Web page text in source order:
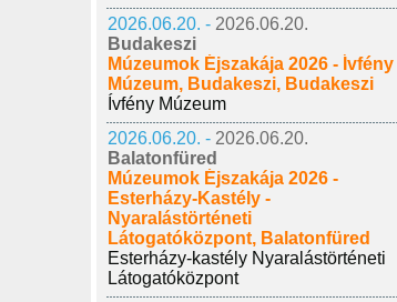
2026.06.20. - 2026.06.20.
Budakeszi
Múzeumok Éjszakája 2026 - Ívfény
Múzeum, Budakeszi, Budakeszi
Ívfény Múzeum
2026.06.20. - 2026.06.20.
Balatonfüred
Múzeumok Éjszakája 2026 -
Esterházy-Kastély -
Nyaralástörténeti
Látogatóközpont, Balatonfüred
Esterházy-kastély Nyaralástörténeti
Látogatóközpont